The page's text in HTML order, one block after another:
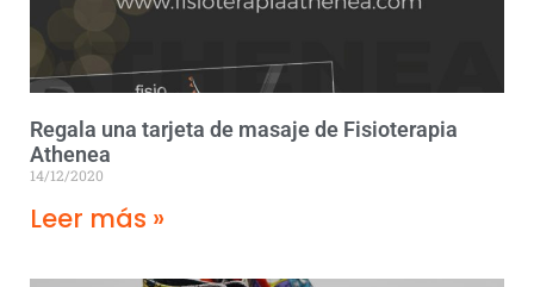
Regala una tarjeta de masaje de Fisioterapia
Athenea
14/12/2020
Leer más »